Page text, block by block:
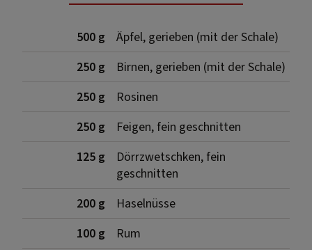
500 g
Äpfel, gerieben (mit der Schale)
250 g
Birnen, gerieben (mit der Schale)
250 g
Rosinen
250 g
Feigen, fein geschnitten
125 g
Dörrzwetschken, fein
geschnitten
200 g
Haselnüsse
100 g
Rum